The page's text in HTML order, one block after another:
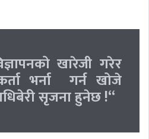
खारेजी गरेर
भर्ना गर्न खोजे
सृजना हुनेछ !“